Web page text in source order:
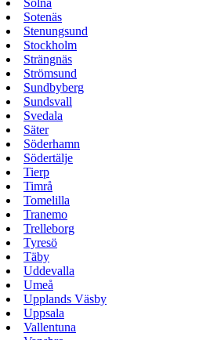
Solna
Sotenäs
Stenungsund
Stockholm
Strängnäs
Strömsund
Sundbyberg
Sundsvall
Svedala
Säter
Söderhamn
Södertälje
Tierp
Timrå
Tomelilla
Tranemo
Trelleborg
Tyresö
Täby
Uddevalla
Umeå
Upplands Väsby
Uppsala
Vallentuna